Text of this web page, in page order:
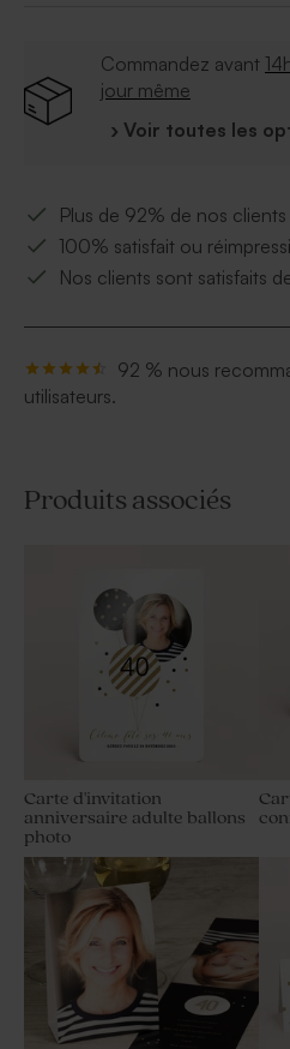
Commandez avant
jour même
› Voir toutes les
Plus de 92% de nos
100% satisfait ou
Nos clients sont satisfaits
92 % nous
utilisateurs.
Produits associés
Carte d'invitation
anniversaire adulte ballons
photo